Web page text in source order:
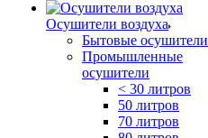
Осушители воздуха
Бытовые осушители
Промышленные
осушители
< 30 литров
50 литров
70 литров